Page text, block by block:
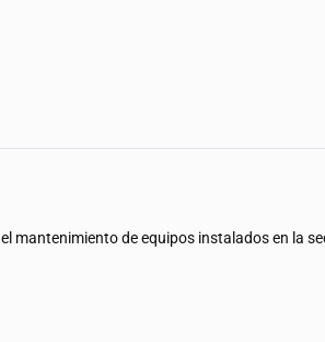
mantenimiento de equipos instalados en la